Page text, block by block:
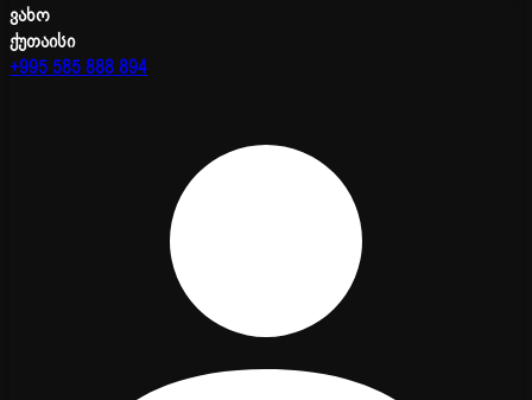
ვახო
ქუთაისი
+995 585 888 894